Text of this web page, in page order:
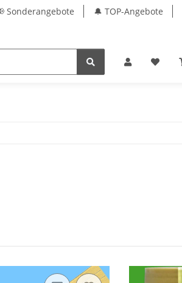
Sonderangebote 🔔 TOP-Angebote